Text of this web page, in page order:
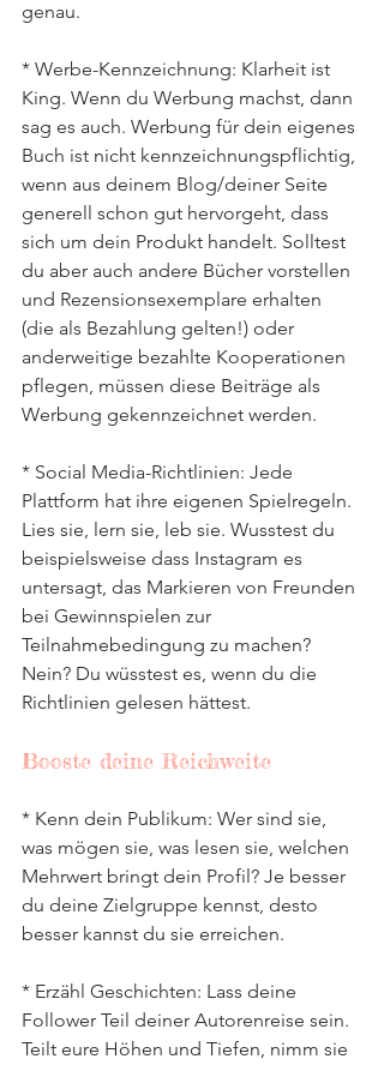
genau.
* Werbe-Kennzeichnung: Klarheit ist
King. Wenn du Werbung machst, dann
sag es auch. Werbung für dein eigenes
Buch ist nicht kennzeichnungspflichtig,
wenn aus deinem Blog/deiner Seite
generell schon gut hervorgeht, dass
sich um dein Produkt handelt. Solltest
du aber auch andere Bücher vorstellen
und Rezensionsexemplare erhalten
(die als Bezahlung gelten!) oder
anderweitige bezahlte Kooperationen
pflegen, müssen diese Beiträge als
Werbung gekennzeichnet werden.
* Social Media-Richtlinien: Jede
Plattform hat ihre eigenen Spielregeln.
Lies sie, lern sie, leb sie. Wusstest du
beispielsweise dass Instagram es
untersagt, das Markieren von Freunden
bei Gewinnspielen zur
Teilnahmebedingung zu machen?
Nein? Du wüsstest es, wenn du die
Richtlinien gelesen hättest.
Booste deine Reichweite
* Kenn dein Publikum: Wer sind sie,
was mögen sie, was lesen sie, welchen
Mehrwert bringt dein Profil? Je besser
du deine Zielgruppe kennst, desto
besser kannst du sie erreichen.
* Erzähl Geschichten: Lass deine
Follower Teil deiner Autorenreise sein.
Teilt eure Höhen und Tiefen, nimm sie